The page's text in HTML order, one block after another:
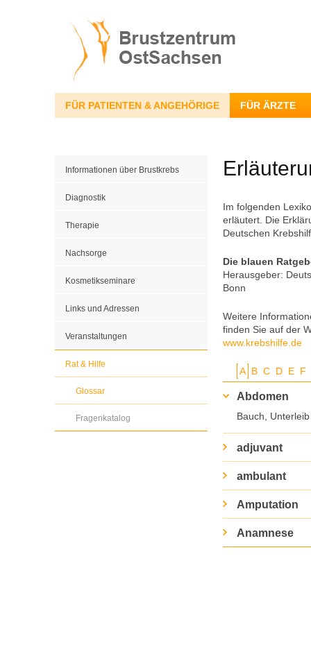
FÜR PATIENTEN & ANGEHÖRIGE FÜR ÄRZTE
Informationen über Brustkrebs
Diagnostik
Therapie
Nachsorge
Kosmetikseminare
Links und Adressen
Veranstaltungen
Rat & Hilfe
Glossar
Fragenkatalog
Im folgenden
erläutert. Die
Deutschen
Die blauen
Herausgeber:
Bonn
Weitere
finden Sie auf der
www.krebshilfe.de
A B C D E F
Abdomen
Bauch, Unterleib
adjuvant
ambulant
Amputation
Anamnese